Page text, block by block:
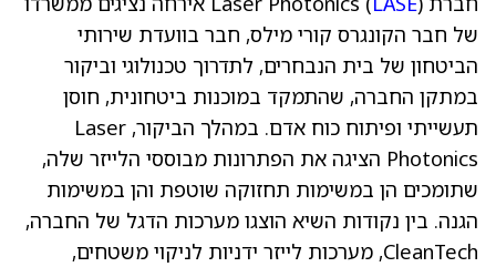
של חבר הקונגרס קורי מילס, חבר בוועדת שירותי
הביטחון של בית הנבחרים, לתדרוך טכנולוגי וביקור
במתקן החברה, שהתמקד במוכנות ביטחונית, חוסן
תעשייתי ופיתוח כוח אדם. במהלך הביקור, Laser
Photonics הציגה את הפתרונות מבוססי הלייזר שלה,
שתומכים הן במשימות תחזוקה שוטפת והן במשימות
הגנה. בין נקודות השיא הוצגו מערכות הדגל של החברה,
CleanTech, מערכות לייזר ידניות לניקוי משטחים,